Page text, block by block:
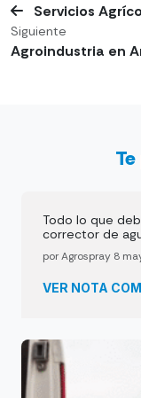
Servicios
Siguiente
Agroindustria en
Todo lo que
corrector de
por Agrospray 8
VER NOTA